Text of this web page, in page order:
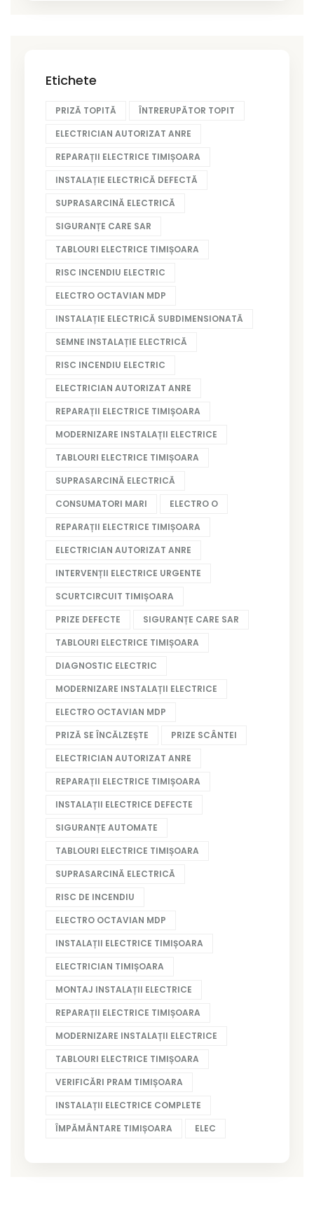
Etichete
PRIZĂ TOPITĂ
ÎNTRERUPĂTOR TOPIT
ELECTRICIAN AUTORIZAT ANRE
REPARAȚII ELECTRICE TIMIȘOARA
INSTALAȚIE ELECTRICĂ DEFECTĂ
SUPRASARCINĂ ELECTRICĂ
SIGURANȚE CARE SAR
TABLOURI ELECTRICE TIMIȘOARA
RISC INCENDIU ELECTRIC
ELECTRO OCTAVIAN MDP
INSTALAȚIE ELECTRICĂ SUBDIMENSIONATĂ
SEMNE INSTALAȚIE ELECTRICĂ
RISC INCENDIU ELECTRIC
ELECTRICIAN AUTORIZAT ANRE
REPARAȚII ELECTRICE TIMIȘOARA
MODERNIZARE INSTALAȚII ELECTRICE
TABLOURI ELECTRICE TIMIȘOARA
SUPRASARCINĂ ELECTRICĂ
CONSUMATORI MARI
ELECTRO O
REPARAȚII ELECTRICE TIMIȘOARA
ELECTRICIAN AUTORIZAT ANRE
INTERVENȚII ELECTRICE URGENTE
SCURTCIRCUIT TIMIȘOARA
PRIZE DEFECTE
SIGURANȚE CARE SAR
TABLOURI ELECTRICE TIMIȘOARA
DIAGNOSTIC ELECTRIC
MODERNIZARE INSTALAȚII ELECTRICE
ELECTRO OCTAVIAN MDP
PRIZĂ SE ÎNCĂLZEȘTE
PRIZE SCÂNTEI
ELECTRICIAN AUTORIZAT ANRE
REPARAȚII ELECTRICE TIMIȘOARA
INSTALAȚII ELECTRICE DEFECTE
SIGURANȚE AUTOMATE
TABLOURI ELECTRICE TIMIȘOARA
SUPRASARCINĂ ELECTRICĂ
RISC DE INCENDIU
ELECTRO OCTAVIAN MDP
INSTALAȚII ELECTRICE TIMIȘOARA
ELECTRICIAN TIMIȘOARA
MONTAJ INSTALAȚII ELECTRICE
REPARAȚII ELECTRICE TIMIȘOARA
MODERNIZARE INSTALAȚII ELECTRICE
TABLOURI ELECTRICE TIMIȘOARA
VERIFICĂRI PRAM TIMIȘOARA
INSTALAȚII ELECTRICE COMPLETE
ÎMPĂMÂNTARE TIMIȘOARA
ELEC